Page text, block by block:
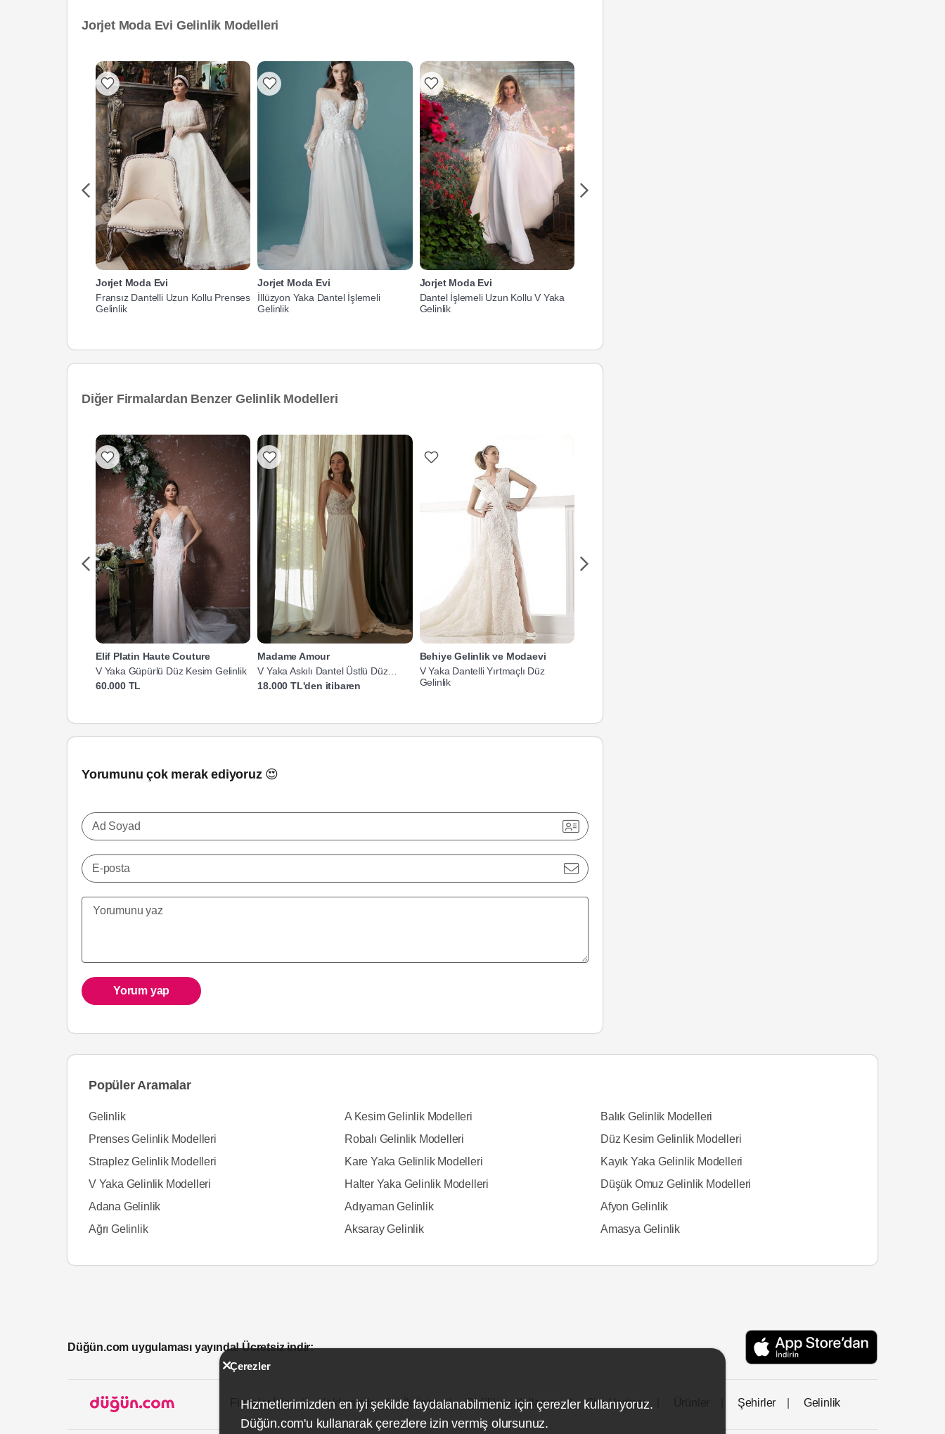
Jorjet Moda Evi Gelinlik Modelleri
Jorjet Moda Evi
Fransız Dantelli Uzun Kollu Prenses
Gelinlik
Jorjet Moda Evi
İllüzyon Yaka Dantel İşlemeli
Gelinlik
Jorjet Moda Evi
Dantel İşlemeli Uzun Kollu V Yaka
Gelinlik
Diğer Firmalardan Benzer Gelinlik Modelleri
Elif Platin Haute Couture
V Yaka Güpürlü Düz Kesim Gelinlik
60.000 TL
Madame Amour
V Yaka Askılı Dantel Üstlü Düz
Kesim Gelinlik
18.000 TL'den itibaren
Behiye Gelinlik ve Modaevi
V Yaka Dantelli Yırtmaçlı Düz
Gelinlik
Yorumunu çok merak ediyoruz 😍
Ad Soyad
E-posta
Yorum yap
Popüler Aramalar
Gelinlik A Kesim Gelinlik Modelleri
Balık Gelinlik Modelleri
Prenses Gelinlik Modelleri
Robalı Gelinlik Modelleri
Düz Kesim Gelinlik Modelleri
Straplez Gelinlik Modelleri
Kare Yaka Gelinlik Modelleri
Kayık Yaka Gelinlik Modelleri
V Yaka Gelinlik Modelleri
Halter Yaka Gelinlik Modelleri
Düşük Omuz Gelinlik Modelleri
Adana Gelinlik
Adıyaman Gelinlik
Afyon Gelinlik
Ağrı Gelinlik
Aksaray Gelinlik Amasya Gelinlik
Düğün.com uygulaması yayında! Ücretsiz indir:
Firmalar İçin Hakkımızda İletişim Gizlilik ve Kullanım Site Haritası Şehirler Gelinlik
Çerezler
Hizmetlerimizden en iyi şekilde faydalanabilmeniz için çerezler kullanıyoruz.
Düğün.com'u kullanarak çerezlere izin vermiş olursunuz.